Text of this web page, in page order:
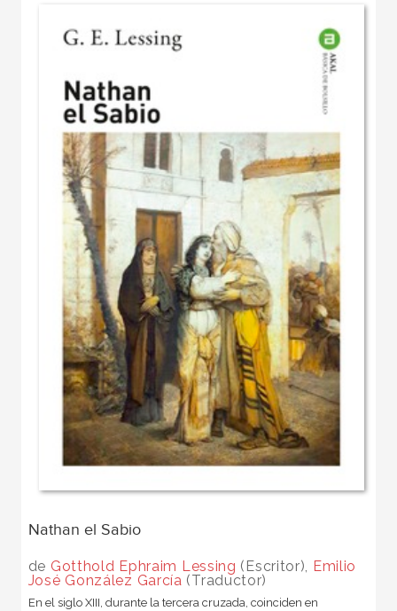
Nathan el Sabio
de Gotthold Ephraim Lessing (Escritor), Emilio
José González García (Traductor)
En el siglo XIII, durante la tercera cruzada, coinciden en